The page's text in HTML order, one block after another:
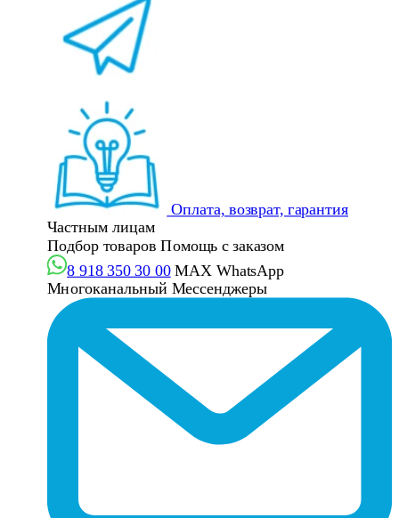
Оплата, возврат, гарантия
Частным лицам
Подбор товаров Помощь с заказом
8 918 350 30 00 MAX WhatsApp
Многоканальный Мессенджеры